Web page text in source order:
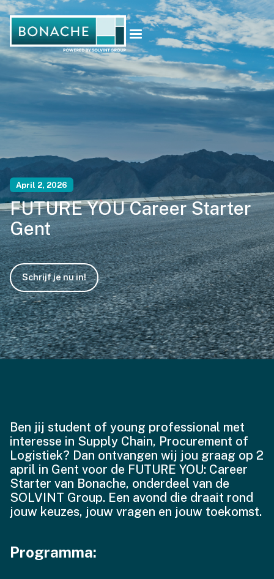
April 2, 2026
FUTURE YOU Career Starter
Gent
Schrijf je nu in!
Ben jij student of young professional met
interesse in Supply Chain, Procurement of
Logistiek? Dan ontvangen wij jou graag op 2
april in Gent voor de FUTURE YOU: Career
Starter van Bonache, onderdeel van de
SOLVINT Group. Een avond die draait rond
jouw keuzes, jouw vragen en jouw toekomst.
Programma: